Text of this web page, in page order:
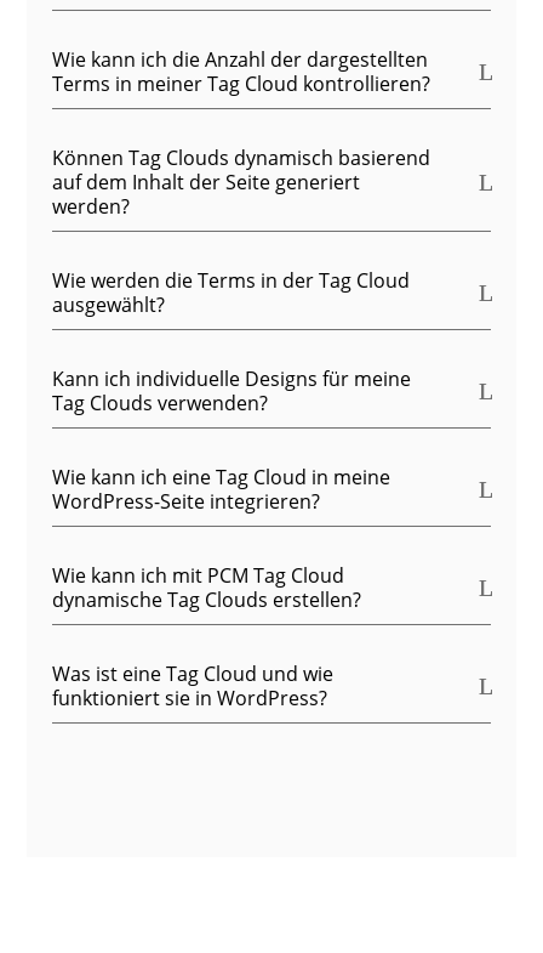
Wie kann ich die Anzahl der dargestellten
Terms in meiner Tag Cloud kontrollieren?
Können Tag Clouds dynamisch basierend
auf dem Inhalt der Seite generiert
werden?
Wie werden die Terms in der Tag Cloud
ausgewählt?
Kann ich individuelle Designs für meine
Tag Clouds verwenden?
Wie kann ich eine Tag Cloud in meine
WordPress-Seite integrieren?
Wie kann ich mit PCM Tag Cloud
dynamische Tag Clouds erstellen?
Was ist eine Tag Cloud und wie
funktioniert sie in WordPress?